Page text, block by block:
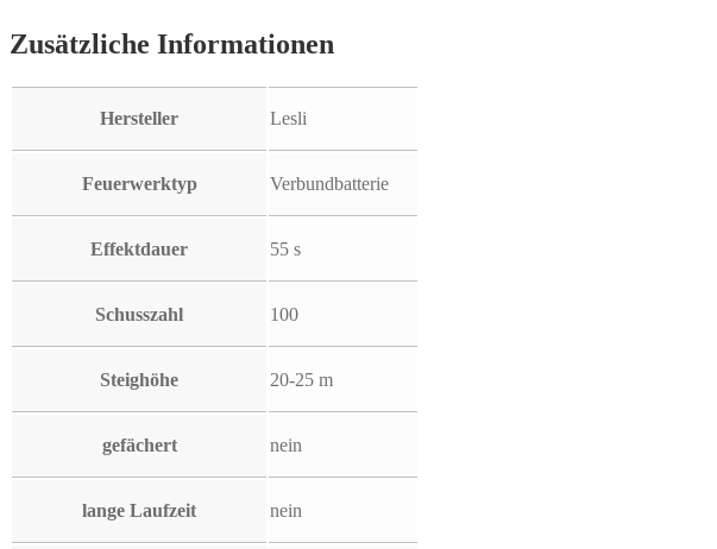
Zusätzliche Informationen
Hersteller Lesli
Feuerwerktyp Verbundbatterie
Effektdauer 55 s
Schusszahl 100
Steighöhe 20-25 m
gefächert nein
lange Laufzeit nein